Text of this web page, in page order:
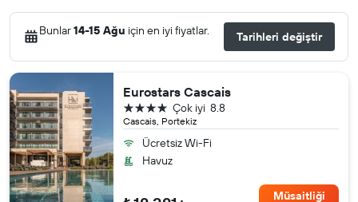
Bunlar14-15 Ağu için en iyi fiyatlar. Tarihleri değiştir
Eurostars Cascais
Cascais, Portekiz
8.8
Çok iyi
4 yıldız
Ücretsiz Wi-Fi
Havuz
Müsaitliği